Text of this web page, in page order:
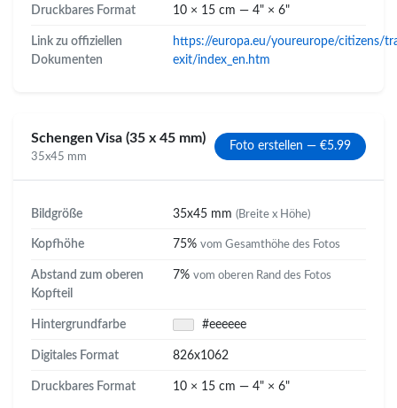
Druckbares Format 10 × 15 cm — 4" × 6"
Link zu offiziellen
Dokumenten
https://europa.eu/youreurope/citizens/
exit/index_en.htm
Schengen Visa (35 x 45 mm)
35x45 mm
Foto erstellen — €5.99
Bildgröße 35x45 mm (Breite x Höhe)
Kopfhöhe 75% vom Gesamthöhe des Fotos
Abstand zum oberen
Kopfteil
7% vom oberen Rand des Fotos
Hintergrundfarbe #eeeeee
Digitales Format 826x1062
Druckbares Format 10 × 15 cm — 4" × 6"